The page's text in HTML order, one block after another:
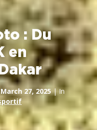
: Du
en
March 27, 2025| In